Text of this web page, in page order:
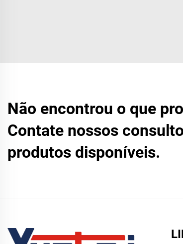
Não encontrou o que
Contate nossos
produtos disponíveis.